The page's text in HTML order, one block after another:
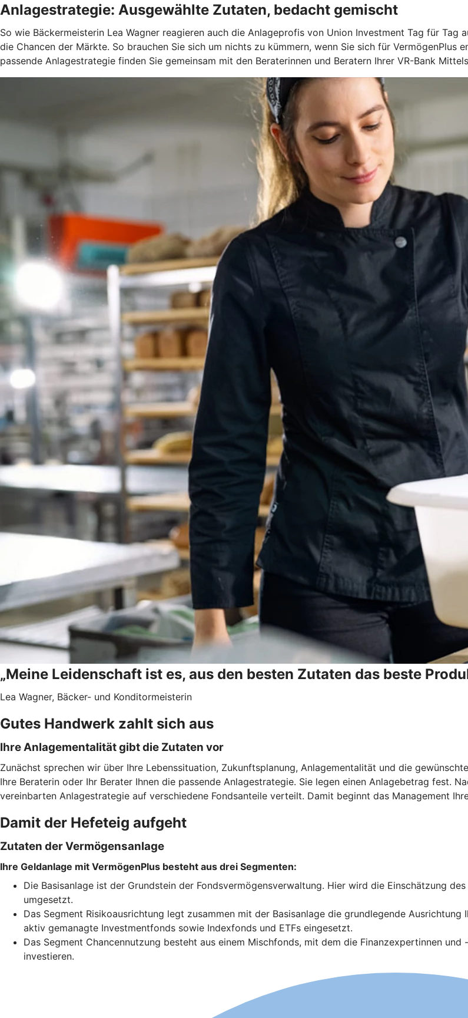
Anlagestrategie: Ausgewählte Zutaten, bedacht gemischt
So wie Bäckermeisterin Lea Wagner reagieren auch die Anlageprofis von Union Investment Tag für
die Chancen der Märkte. So brauchen Sie sich um nichts zu kümmern, wenn Sie sich für VermögenPlus
passende Anlagestrategie finden Sie gemeinsam mit den Beraterinnen und Beratern Ihrer VR-Bank
„Meine Leidenschaft ist es, aus den besten Zutaten das beste
Lea Wagner, Bäcker- und Konditormeisterin
Gutes Handwerk zahlt sich aus
Ihre Anlagementalität gibt die Zutaten vor
Zunächst sprechen wir über Ihre Lebenssituation, Zukunftsplanung, Anlagementalität und die
Ihre Beraterin oder Ihr Berater Ihnen die passende Anlagestrategie. Sie legen einen Anlagebetrag fest.
vereinbarten Anlagestrategie auf verschiedene Fondsanteile verteilt. Damit beginnt das Management
Damit der Hefeteig aufgeht
Zutaten der Vermögensanlage
Ihre Geldanlage mit VermögenPlus besteht aus drei Segmenten:
Die Basisanlage ist der Grundstein der Fondsvermögensverwaltung. Hier wird die Einschätzung
umgesetzt.
Das Segment Risikoausrichtung legt zusammen mit der Basisanlage die grundlegende
aktiv gemanagte Investmentfonds sowie Indexfonds und ETFs eingesetzt.
Das Segment Chancennutzung besteht aus einem Mischfonds, mit dem die Finanzexpertinnen
investieren.